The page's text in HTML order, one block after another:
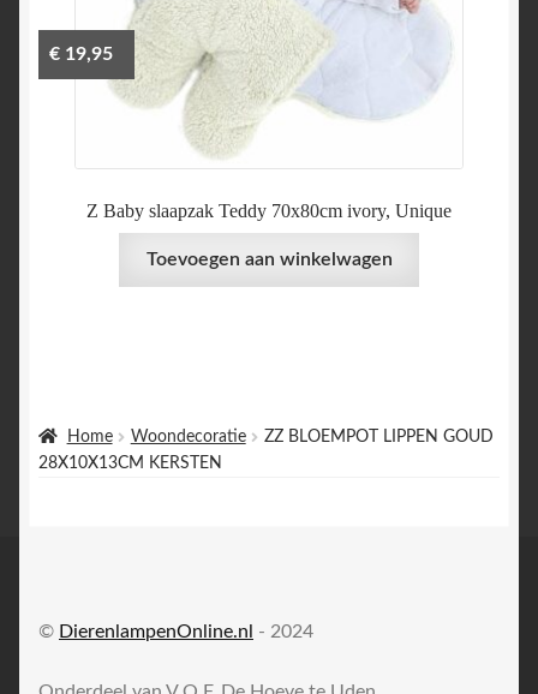
Home Woondecoratie
ZZ BLOEMPOT LIPPEN GOUD
28X10X13CM KERSTEN
Z Baby slaapzak Teddy 70x80cm ivory, Unique
€19,95
Toevoegen aan winkelwagen
© DierenlampenOnline.nl - 2024